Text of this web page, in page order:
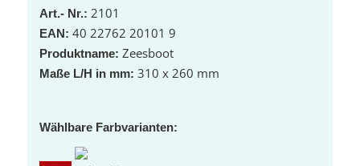
Art.- Nr.: 2101
EAN: 40 22762 20101 9
Produktname: Zeesboot
Maße L/H in mm: 310 x 260 mm
Wählbare Farbvarianten: